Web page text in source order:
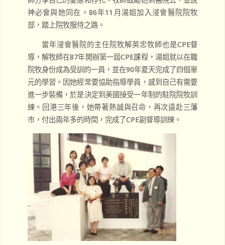
神必會與她同在。86年11月湯姐加入浸會醫院院牧
部，踏上院牧服侍之路。
當年浸會醫院的主任院牧解英忠牧師也是CPE督
導，解牧師在87年開辦第一屆CPE課程，湯姐就以在職
院牧身份成為受訓的一員，並在90年夏天完成了四個單
元的學習。因她經常要協助指導學員，感到自己有需要
進一步裝備，於是決定到美國接受一年制的駐院院牧訓
練。回港三年後，她帶著熱誠與召命，再次遠赴三藩
市，付出兩年多的時間，完成了CPE副督導訓練。